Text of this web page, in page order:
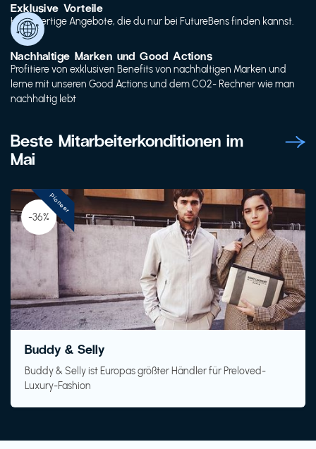
Exklusive Vorteile
Hochwertige Angebote, die du nur bei FutureBens finden kannst.
Nachhaltige Marken und Good Actions
Profitiere von exklusiven Benefits von nachhaltigen Marken und
lerne mit unseren Good Actions und dem CO2- Rechner wie man
nachhaltig lebt
Beste Mitarbeiterkonditionen im
Mai
-36%
Buddy & Selly
Buddy & Selly ist Europas größter Händler für Preloved-
Luxury-Fashion
Pioneer